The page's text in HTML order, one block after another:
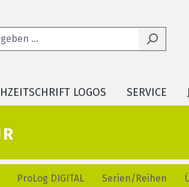
LOGOS SERVICE
ProLog DIGITAL Serien/Reihen